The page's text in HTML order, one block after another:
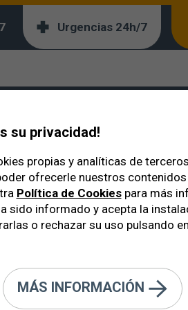
Urgencias 24h/7
su privacidad!
propias y analíticas de
ofrecerle nuestros
Política de Cookiespara más
sido informado y acepta la
o rechazar su uso pulsando
MÁS INFORMACIÓN